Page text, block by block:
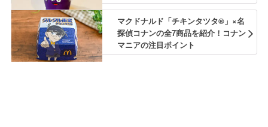
マクドナルド「チキンタツタ®」×名
探偵コナンの全7商品を紹介！コナン
マニアの注目ポイント